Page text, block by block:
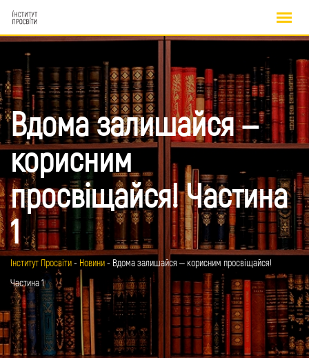
Skip
content
Вдома залишайся –
корисним
просвіщайся! Частина
1
Інститут Просвіти- Новини- Вдома залишайся – корисним просвіщайся!
Частина 1